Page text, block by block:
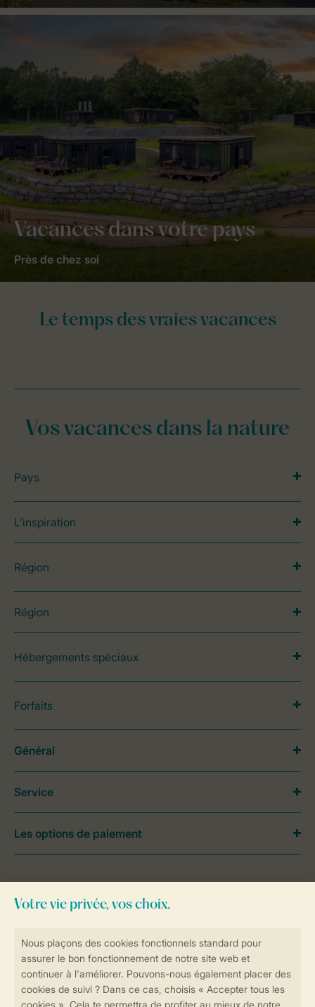
Vacances dans votre pays
Près de chez soi
Vos vacances dans la nature
Pays
L’inspiration
Région
Région
Hébergements spéciaux
Forfaits
contactez notreContact Center.
Général
Service
Les options de paiement